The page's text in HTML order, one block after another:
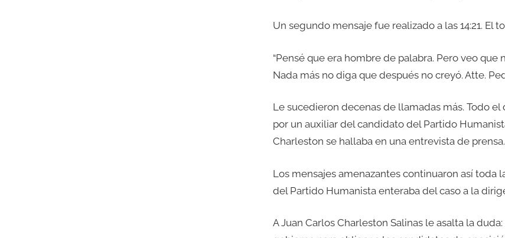
Un segundo mensaje fue realizado a las 14:21. El
“Pensé que era hombre de palabra. Pero veo
Nada más no diga que después no creyó. Atte.
Le sucedieron decenas de llamadas más. Todo
por un auxiliar del candidato del Partido
Charleston se hallaba en una entrevista de prensa.
Los mensajes amenazantes continuaron así toda
del Partido Humanista enteraba del caso a la
A Juan Carlos Charleston Salinas le asalta la